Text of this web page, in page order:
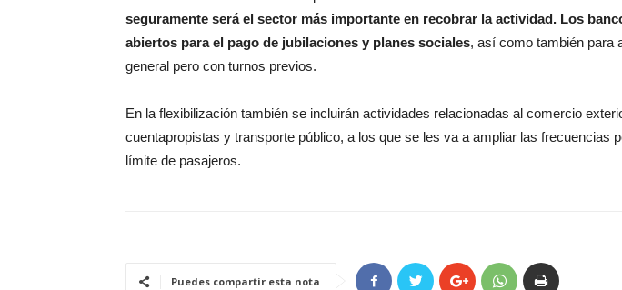
seguramente será el sector más importante en recobrar la actividad. Los
abiertos para el pago de jubilaciones y planes sociales, así como también para
general pero con turnos previos.
En la flexibilización también se incluirán actividades relacionadas al comercio
cuentapropistas y transporte público, a los que se les va a ampliar las frecuencias
límite de pasajeros.
Puedes compartir esta nota